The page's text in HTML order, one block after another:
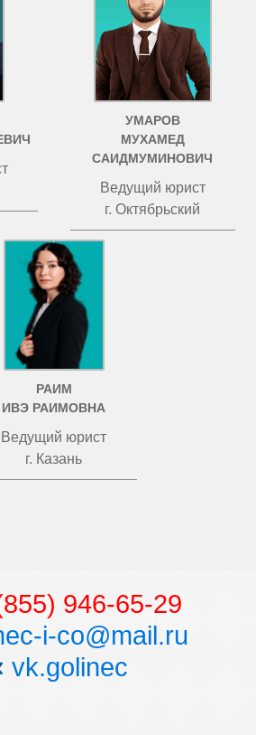
УМАРОВ
МУХАМЕД
САИДМУМИНОВИЧ
Ведущий юрист
г. Октябрьский
РАИМ
ИВЭ РАИМОВНА
Ведущий юрист
г. Казань
946-65-29
i-co@mail.ru
vk.golinec